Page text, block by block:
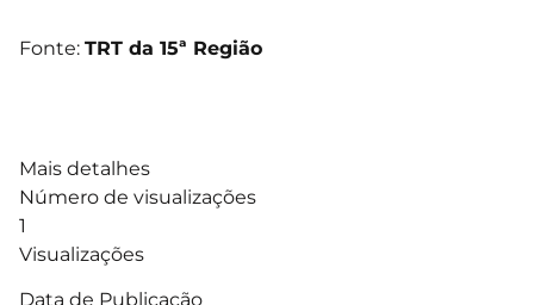
Fonte: TRT da 15ª Região
Mais detalhes
Número de visualizações
1
Visualizações
Data de Publicação